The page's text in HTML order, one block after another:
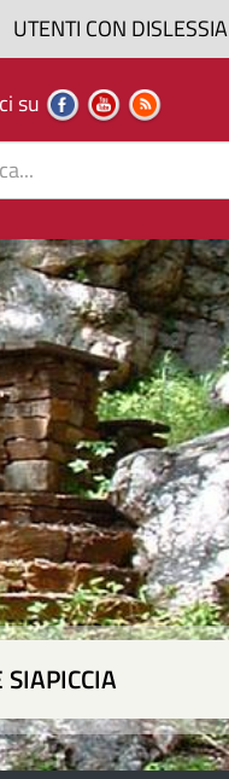
UTENTI CON DISLESSIA
su
SIAPICCIA